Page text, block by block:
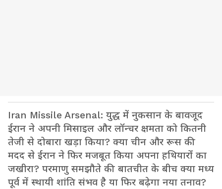
Iran Missile Arsenal: युद्ध में नुकसान के बावजूद
ईरान ने अपनी मिसाइल और लॉन्चर क्षमता को कितनी
तेजी से दोबारा खड़ा किया? क्या चीन और रूस की
मदद से ईरान ने फिर मजबूत किया अपना हथियारों का
जखीरा? परमाणु समझौते की बातचीत के बीच क्या मध्य
पूर्व में स्थायी शांति संभव है या फिर बढ़ेगा नया तनाव?